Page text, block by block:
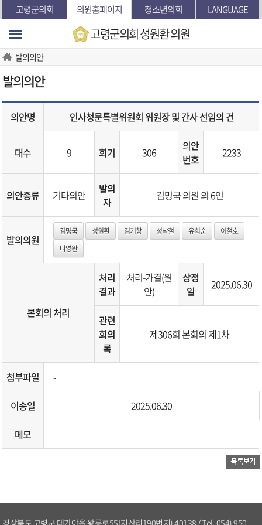
본문바로가기
고령군의회 의원홈페이지 청소년의회 LANGUAGE
고령군의회성원환 의원
발의의안
발의의안
의안명 인사청문특별위원회 위원장 및 간사 선임의 건
대수 9 회기 306
의안
번호
2233
의안종류 기타의안
발의
자
김명국 의원 외 6인
발의의원
김명국 성원환 김기창 성낙철 유희순
이철호
나영완
본회의 처리
처리
결과
처리-가결(원
안)
상정
일
2025.06.30
관련
회의
록
제306회 본회의 제1차
첨부파일 -
이송일 2025.06.30
메모